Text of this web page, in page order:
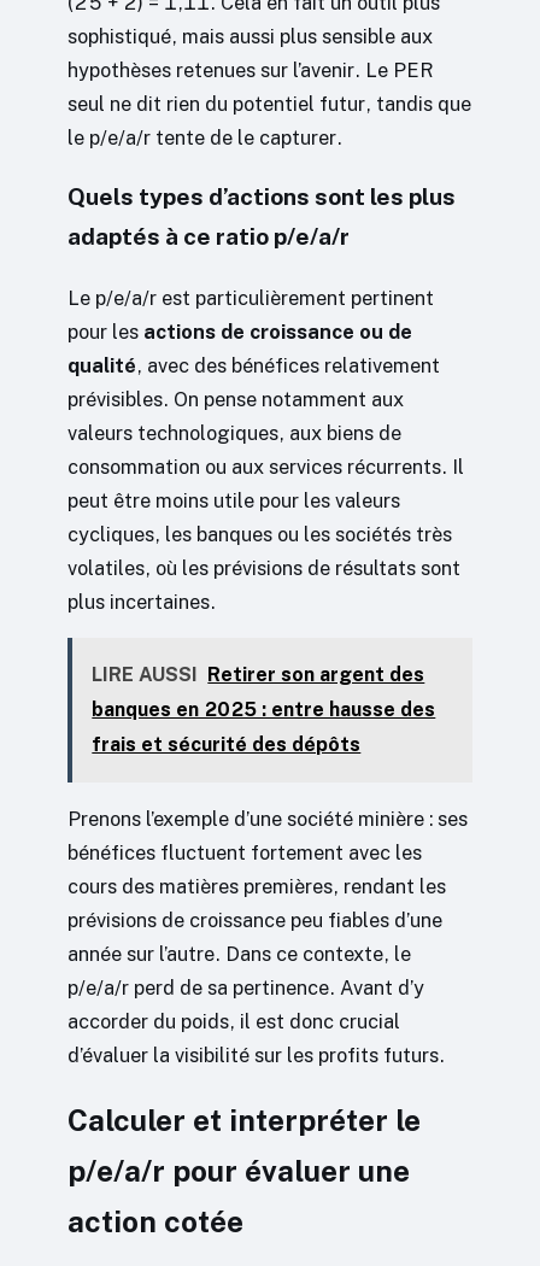
sophistiqué, mais aussi plus sensible aux
hypothèses retenues sur l’avenir. Le PER
seul ne dit rien du potentiel futur, tandis que
le p/e/a/r tente de le capturer.
Quels types d’actions sont les plus
adaptés à ce ratio p/e/a/r
Le p/e/a/r est particulièrement pertinent
pour les actions de croissance ou de
qualité, avec des bénéfices relativement
prévisibles. On pense notamment aux
valeurs technologiques, aux biens de
consommation ou aux services récurrents. Il
peut être moins utile pour les valeurs
cycliques, les banques ou les sociétés très
volatiles, où les prévisions de résultats sont
plus incertaines.
LIRE AUSSI
Retirer son argent des
banques en 2025 : entre hausse des
frais et sécurité des dépôts
Prenons l’exemple d’une société minière : ses
bénéfices fluctuent fortement avec les
cours des matières premières, rendant les
prévisions de croissance peu fiables d’une
année sur l’autre. Dans ce contexte, le
p/e/a/r perd de sa pertinence. Avant d’y
accorder du poids, il est donc crucial
d’évaluer la visibilité sur les profits futurs.
Calculer et interpréter le
p/e/a/r pour évaluer une
action cotée